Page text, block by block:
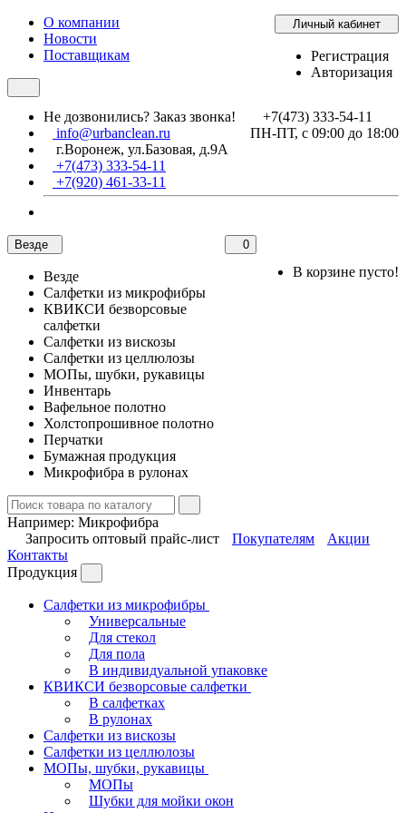
Личный кабинет
Регистрация
Авторизация
О компании
Новости
Поставщикам
+7(473) 333-54-11
ПН-ПТ, с 09:00 до 18:00
Не дозвонились? Заказ звонка!
info@urbanclean.ru
г.Воронеж, ул.Базовая, д.9А
+7(473) 333-54-11
+7(920) 461-33-11
0
В корзине пусто!
Везде
Везде
Салфетки из микрофибры
КВИКСИ безворсовые
салфетки
Салфетки из вискозы
Салфетки из целлюлозы
МОПы, шубки, рукавицы
Инвентарь
Вафельное полотно
Холстопрошивное полотно
Перчатки
Бумажная продукция
Микрофибра в рулонах
Например: Микрофибра
Запросить оптовый прайс-лист
Покупателям
Акции
Контакты
Продукция
Салфетки из микрофибры
Универсальные
Для стекол
Для пола
В индивидуальной упаковке
КВИКСИ безворсовые салфетки
В салфетках
В рулонах
Салфетки из вискозы
Салфетки из целлюлозы
МОПы, шубки, рукавицы
МОПы
Шубки для мойки окон